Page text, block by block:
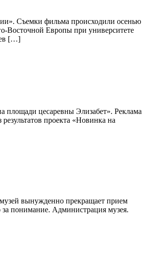
Съемки фильма происходили осенью
Восточной Европы при университете
[…]
площади цесаревны Элизабет». Реклама
проекта «Новинка на
вынужденно прекращает прием
за понимание. Администрация музея.